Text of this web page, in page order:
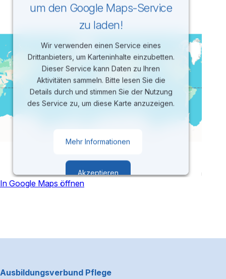
um den Google Maps-Service
zu laden!
Wir verwenden einen Service eines
Drittanbieters, um Karteninhalte einzubetten.
Dieser Service kann Daten zu Ihren
Aktivitäten sammeln. Bitte lesen Sie die
Details durch und stimmen Sie der Nutzung
des Service zu, um diese Karte anzuzeigen.
Mehr Informationen
Akzeptieren
In Google Maps öffnen
Ausbildungsverbund Pflege